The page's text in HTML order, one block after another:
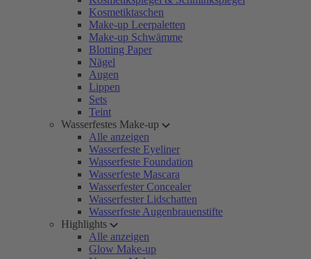
Kosmetiktaschen
Make-up Leerpaletten
Make-up Schwämme
Blotting Paper
Nägel
Augen
Lippen
Sets
Teint
Wasserfestes Make-up
Alle anzeigen
Wasserfeste Eyeliner
Wasserfeste Foundation
Wasserfeste Mascara
Wasserfester Concealer
Wasserfester Lidschatten
Wasserfeste Augenbrauenstifte
Highlights
Alle anzeigen
Glow Make-up